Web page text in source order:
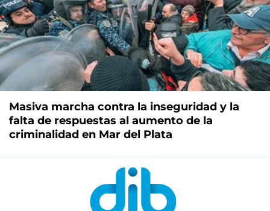
Masiva marcha contra la inseguridad y la
falta de respuestas al aumento de la
criminalidad en Mar del Plata